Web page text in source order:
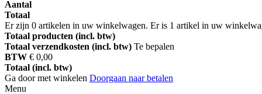
Aantal
Totaal
Er zijn 0 artikelen in uw winkelwagen. Er is 1 artikel in uw
Totaal producten (incl. btw)
Totaal verzendkosten (incl. btw) Te bepalen
BTW € 0,00
Totaal (incl. btw)
Ga door met winkelen Doorgaan naar betalen
Menu